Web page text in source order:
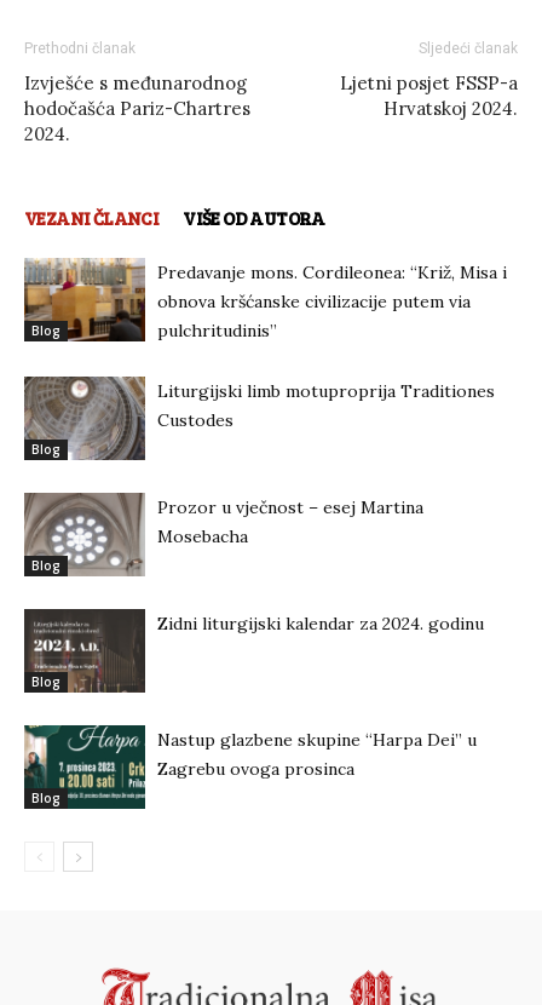
Prethodni članak
Izvješće s međunarodnog
hodočašća Pariz-Chartres
2024.
Sljedeći članak
Ljetni posjet FSSP-a
Hrvatskoj 2024.
VEZANI ČLANCI VIŠE OD AUTORA
Blog
Predavanje mons. Cordileonea: “Križ, Misa i
obnova kršćanske civilizacije putem via
pulchritudinis”
Blog
Liturgijski limb motuproprija Traditiones
Custodes
Blog
Prozor u vječnost – esej Martina
Mosebacha
Blog
Zidni liturgijski kalendar za 2024. godinu
Blog
Nastup glazbene skupine “Harpa Dei” u
Zagrebu ovoga prosinca